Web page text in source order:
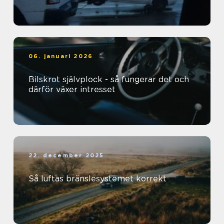
06. januari 2026
Bilskrot självplock - så fungerar det och
därför växer intresset
22. december 2025
Så luftas bränslesystemet korrekt